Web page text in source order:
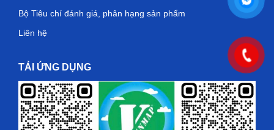
Bộ Tiêu chí đánh giá, phân hạng sản phẩm
Liên hệ
TẢI ỨNG DỤNG